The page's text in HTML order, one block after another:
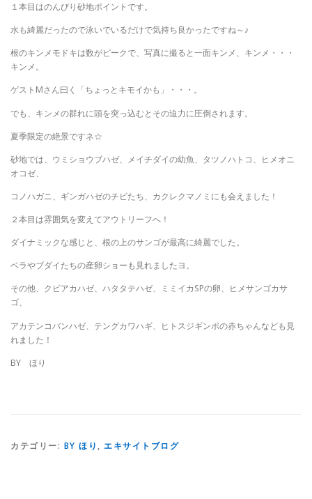
１本目はのんびり砂地ポイントです。
水も綺麗だったので泳いでいるだけで気持ち良かったですね～♪
根のキンメモドキは数がピークで、写真に撮ると一面キンメ、キンメ・・・
キンメ。
ゲストMさん曰く「ちょっとキモイかも」・・・。
でも、キンメの群れに頭を突っ込むとその迫力に圧倒されます。
夏季限定の絶景ですネ☆
砂地では、ウミショウブハゼ、メイチダイの幼魚、タツノハトコ、ヒメオニ
オコゼ、
コノハガニ、ギンガハゼのチビたち、カクレクマノミにも会えました！
２本目は雰囲気を変えてアウトリーフへ！
ダイナミックな感じと、根の上のサンゴが最高に綺麗でした。
ベラやブダイたちの産卵ショーも見れましたヨ。
その他、クビアカハゼ、ハタタテハゼ、ミミイカSPの卵、ヒメサンゴカサ
ゴ、
アカテンコバンハゼ、テングカワハギ、ヒトスジギンポの赤ちゃんなども見
れました！
BY ほり
カテゴリー: BY ほり , エキサイトブログ